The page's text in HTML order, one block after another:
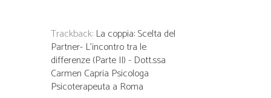
Trackback: La coppia: Scelta del
Partner- L'incontro tra le
differenze (Parte II) - Dott.ssa
Carmen Capria Psicologa
Psicoterapeuta a Roma